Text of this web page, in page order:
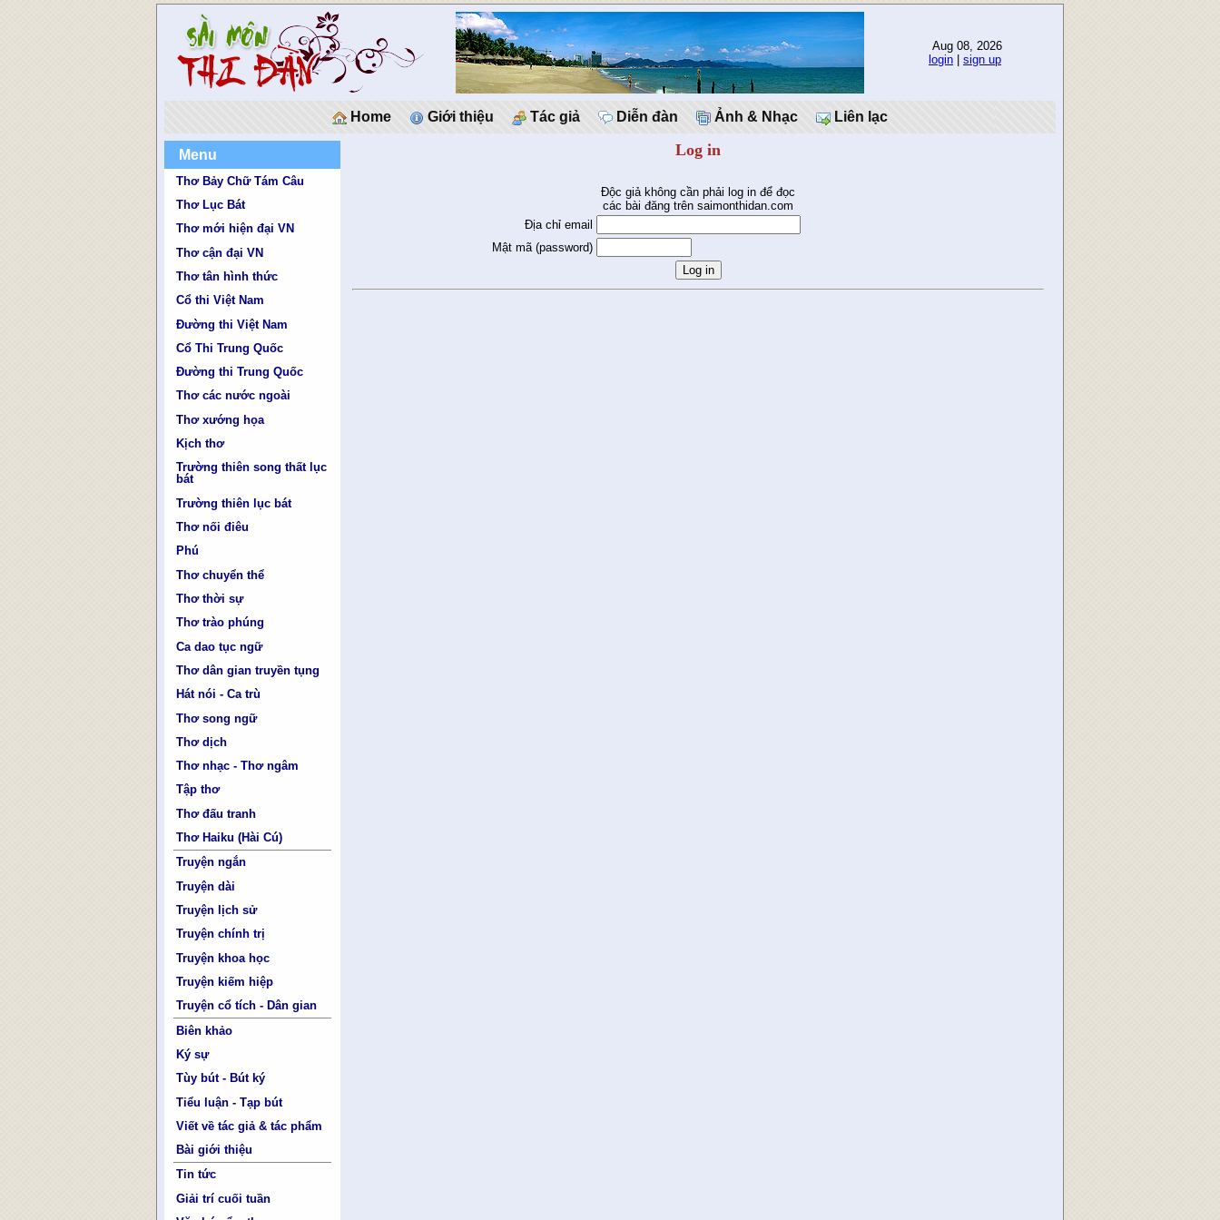
Aug 08, 2026
login
sign up
Home Giới thiệu Tác giả Diễn đàn Ảnh & Nhạc Liên lạc
Menu
Thơ Bảy Chữ Tám Câu
Thơ Lục Bát
Thơ mới hiện đại VN
Thơ cận đại VN
Thơ tân hình thức
Cổ thi Việt Nam
Đường thi Việt Nam
Cổ Thi Trung Quốc
Đường thi Trung Quốc
Thơ các nước ngoài
Thơ xướng họa
Kịch thơ
Trường thiên song thất lục
bát
Trường thiên lục bát
Thơ nối điêu
Phú
Thơ chuyển thể
Thơ thời sự
Thơ trào phúng
Ca dao tục ngữ
Thơ dân gian truyền tụng
Hát nói - Ca trù
Thơ song ngữ
Thơ dịch
Thơ nhạc - Thơ ngâm
Tập thơ
Thơ đấu tranh
Thơ Haiku (Hài Cú)
Truyện ngắn
Truyện dài
Truyện lịch sử
Truyện chính trị
Truyện khoa học
Truyện kiếm hiệp
Truyện cổ tích - Dân gian
Biên khảo
Ký sự
Tùy bút - Bút ký
Tiểu luận - Tạp bút
Viết về tác giả & tác phẩm
Bài giới thiệu
Tin tức
Giải trí cuối tuần
Log in
Độc giả không cần phải log in để đọc
các bài đăng trên saimonthidan.com
Địa chỉ email
Mật mã (password)